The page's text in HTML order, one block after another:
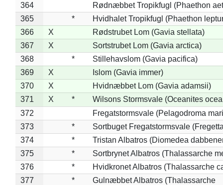
364
Rødnæbbet Tropikfugl (Phaethon
365
*
Hvidhalet Tropikfugl (Phaethon
366
X
Rødstrubet Lom (Gavia stellata)
367
X
Sortstrubet Lom (Gavia arctica)
368
*
Stillehavslom (Gavia pacifica)
369
X
Islom (Gavia immer)
370
X
Hvidnæbbet Lom (Gavia adamsii)
371
X *
Wilsons Stormsvale (Oceanites
372
Fregatstormsvale (Pelagodroma
373
*
Sortbuget Fregatstormsvale
374
*
Tristan Albatros (Diomedea
375
*
Sortbrynet Albatros (Thalassarche
376
*
Hvidkronet Albatros (Thalassarche
377
*
Gulnæbbet Albatros (Thalassarche